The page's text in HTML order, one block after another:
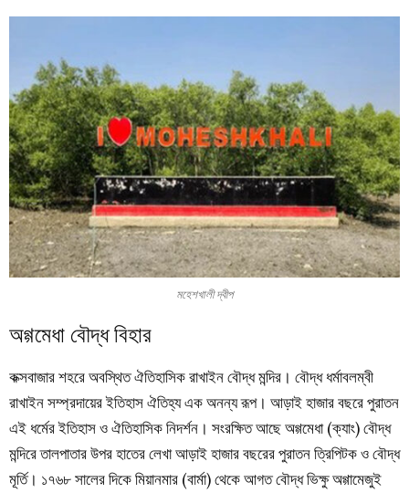
মহেশখালী দ্বীপ
অগ্গমেধা বৌদ্ধ বিহার
কক্সবাজার শহরে অবস্থিত ঐতিহাসিক রাখাইন বৌদ্ধ মন্দির। বৌদ্ধ ধর্মাবলম্বী
রাখাইন সম্প্রদায়ের ইতিহাস ঐতিহ্য এক অনন্য রূপ। আড়াই হাজার বছরে পুরাতন
এই ধর্মের ইতিহাস ও ঐতিহাসিক নিদর্শন। সংরক্ষিত আছে অগ্গমেধা (ক্যাং) বৌদ্ধ
মন্দিরে তালপাতার উপর হাতের লেখা আড়াই হাজার বছরের পুরাতন ত্রিপিটক ও বৌদ্ধ
মূর্তি। ১৭৬৮ সালের দিকে মিয়ানমার (বার্মা) থেকে আগত বৌদ্ধ ভিক্ষু অগ্গামেজুই